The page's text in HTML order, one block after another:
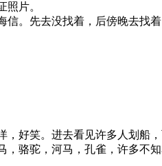
片。
。先去没找着，后傍晚去
好笑。进去看见许多人划
骆驼，河马，孔雀，许多